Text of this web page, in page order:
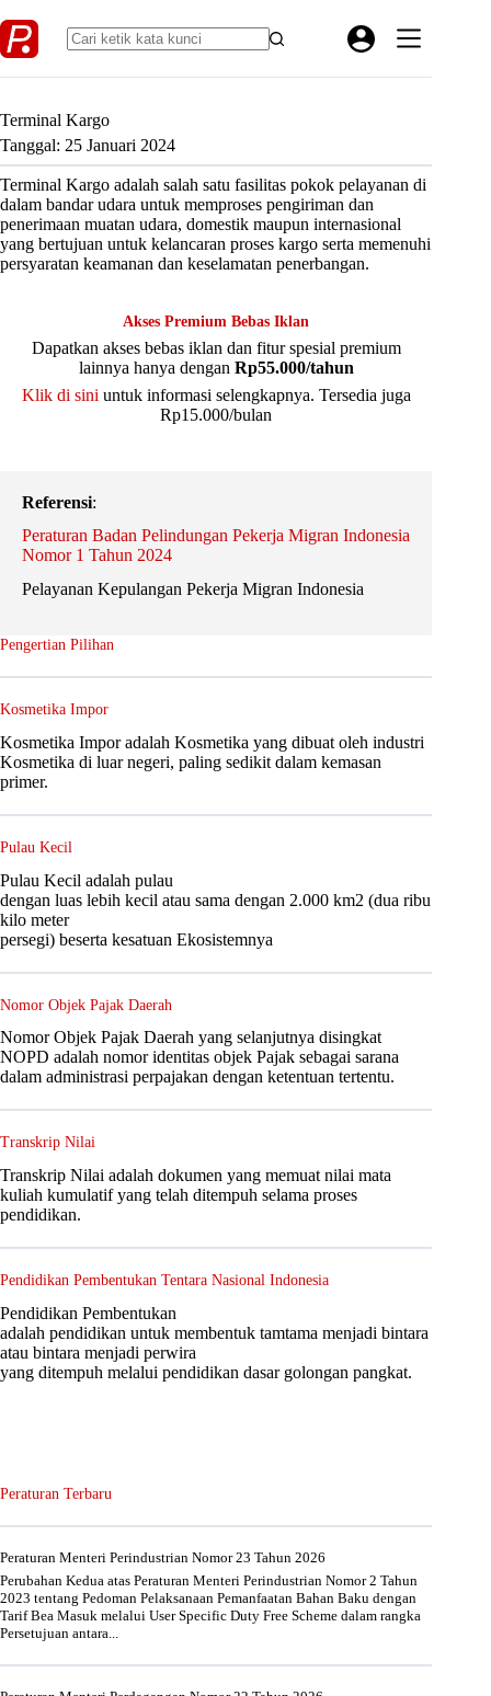
to
content
Terminal Kargo
Tanggal: 25 Januari 2024
Terminal Kargo adalah salah satu fasilitas pokok pelayanan di
dalam bandar udara untuk memproses pengiriman dan
penerimaan muatan udara, domestik maupun internasional
yang bertujuan untuk kelancaran proses kargo serta memenuhi
persyaratan keamanan dan keselamatan penerbangan.
Akses Premium Bebas Iklan
Dapatkan akses bebas iklan dan fitur spesial premium
lainnya hanya dengan Rp55.000/tahun
Klik di sini untuk informasi selengkapnya. Tersedia juga
Rp15.000/bulan
Referensi:
Peraturan Badan Pelindungan Pekerja Migran Indonesia
Nomor 1 Tahun 2024
Pelayanan Kepulangan Pekerja Migran Indonesia
Pengertian Pilihan
Kosmetika Impor
Kosmetika Impor adalah Kosmetika yang dibuat oleh industri
Kosmetika di luar negeri, paling sedikit dalam kemasan
primer.
Pulau Kecil
Pulau Kecil adalah pulau
dengan luas lebih kecil atau sama dengan 2.000 km2 (dua ribu
kilo meter
persegi) beserta kesatuan Ekosistemnya
Nomor Objek Pajak Daerah
Nomor Objek Pajak Daerah yang selanjutnya disingkat
NOPD adalah nomor identitas objek Pajak sebagai sarana
dalam administrasi perpajakan dengan ketentuan tertentu.
Transkrip Nilai
Transkrip Nilai adalah dokumen yang memuat nilai mata
kuliah kumulatif yang telah ditempuh selama proses
pendidikan.
Pendidikan Pembentukan Tentara Nasional Indonesia
Pendidikan Pembentukan
adalah pendidikan untuk membentuk tamtama menjadi bintara
atau bintara menjadi perwira
yang ditempuh melalui pendidikan dasar golongan pangkat.
Peraturan Terbaru
Peraturan Menteri Perindustrian Nomor 23 Tahun 2026
Perubahan Kedua atas Peraturan Menteri Perindustrian Nomor 2 Tahun
2023 tentang Pedoman Pelaksanaan Pemanfaatan Bahan Baku dengan
Tarif Bea Masuk melalui User Specific Duty Free Scheme dalam rangka
Persetujuan antara...